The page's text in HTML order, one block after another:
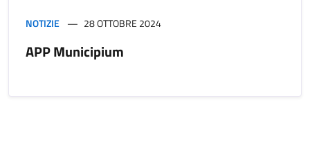
NOTIZIE 28 OTTOBRE 2024
APP Municipium